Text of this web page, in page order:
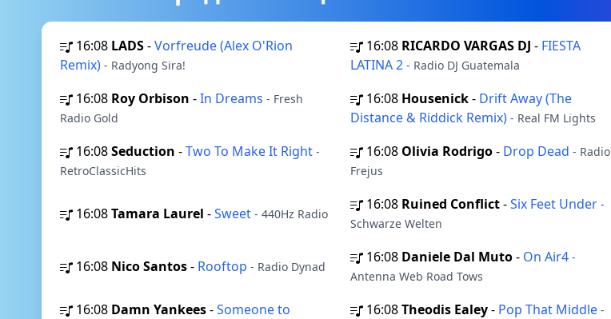
16:08 LADS-Vorfreude (Alex O'Rion
Remix) - Radyong Sira!
16:08 RICARDO VARGAS DJ - FIESTA
LATINA 2 - Radio DJ Guatemala
16:08 Roy Orbison -In Dreams - Fresh
Radio Gold
16:08 Housenick- Drift Away (The
Distance & Riddick Remix) - Real FM Lights
16:08Seduction -Two To Make It Right -
RetroClassicHits
16:08 Olivia Rodrigo- Drop Dead - Radio
Frejus
16:08Tamara Laurel -Sweet - 440Hz Radio
16:08 Ruined Conflict-Six Feet Under -
Schwarze Welten
16:08 Nico Santos- Rooftop - Radio Dynad
16:08 Daniele Dal Muto- On Air4 -
Antenna Web Road Tows
16:08 Damn Yankees-Someone to
16:08Theodis Ealey- Pop That Middle -